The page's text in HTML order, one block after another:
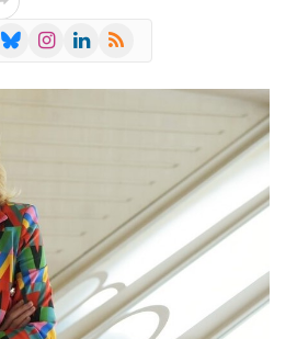
BlueskyInstagramLinkedIn
RSS